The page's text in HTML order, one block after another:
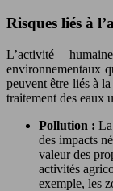
Risques liés à
L’activité
environnementaux
peuvent être liés à
traitement des eaux
Pollution :
des impacts
valeur des
activités
exemple, les